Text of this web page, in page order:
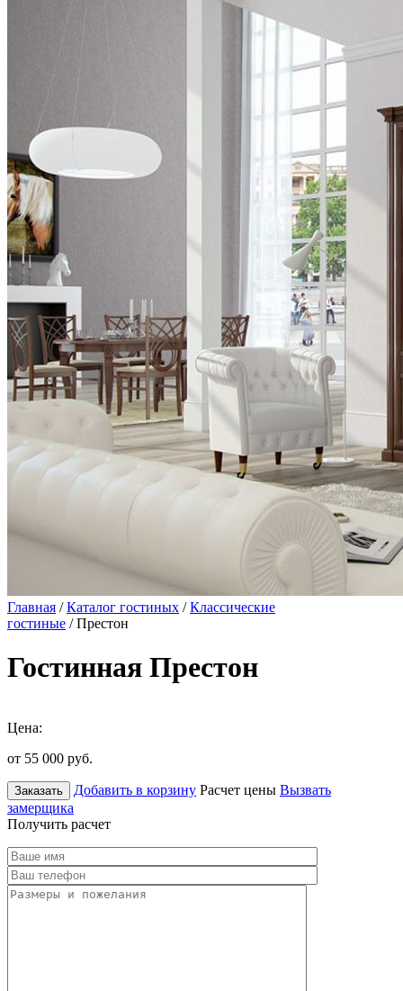
Главная /Каталог гостиных /Классические
гостиные / Престон
Гостинная Престон
Цена:
от 55 000 руб.
Заказать Добавить в корзину Расчет цены Вызвать
замерщика
Получить расчет